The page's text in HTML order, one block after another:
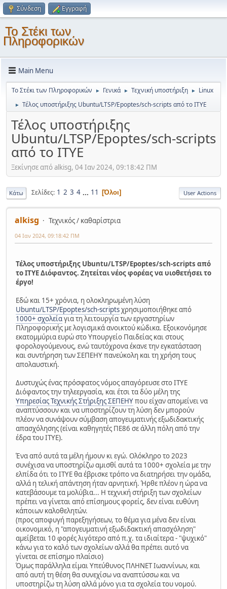
Σύνδεση Εγγραφή
Το Στέκι των
Πληροφορικών
Main Menu
Το Στέκι των Πληροφορικών ► Γενικά ► Τεχνική υποστήριξη ► Linux
► Τέλος υποστήριξης Ubuntu/LTSP/Epoptes/sch-scripts από το ΙΤΥΕ
Τέλος υποστήριξης
Ubuntu/LTSP/Epoptes/sch-scripts
από το ΙΤΥΕ
Ξεκίνησε από alkisg, 04 Ιαν 2024, 09:18:42 ΠΜ
Κάτω Σελίδες 1 2 3 4 ... 11 Όλοι User Actions
alkisg Τεχνικός / καθαρίστρια
04 Ιαν 2024, 09:18:42 ΠΜ
Τέλος υποστήριξης Ubuntu/LTSP/Epoptes/sch-scripts από
το ΙΤΥΕ Διόφαντος. Ζητείται νέος φορέας να υιοθετήσει το
έργο!
Εδώ και 15+ χρόνια, η ολοκληρωμένη λύση
Ubuntu/LTSP/Epoptes/sch-scriptsχρησιμοποιήθηκε από
1000+ σχολείαγια τη λειτουργία των εργαστηρίων
Πληροφορικής με λογισμικά ανοικτού κώδικα. Εξοικονόμησε
εκατομμύρια ευρώ στο Υπουργείο Παιδείας και στους
φορολογούμενους, ενώ ταυτόχρονα έκανε την εγκατάσταση
και συντήρηση των ΣΕΠΕΗΥ πανεύκολη και τη χρήση τους
απολαυστική.
Δυστυχώς ένας πρόσφατος νόμος απαγόρευσε στο ΙΤΥΕ
Διόφαντος την τηλεεργασία, και έτσι τα δύο μέλη της
Υπηρεσίας Τεχνικής Στήριξης ΣΕΠΕΗΥπου είχαν απομείνει να
αναπτύσσουν και να υποστηρίζουν τη λύση δεν μπορούν
πλέον να συνάψουν σύμβαση απογευματινής εξωδιδακτικής
απασχόλησης (είναι καθηγητές ΠΕ86 σε άλλη πόλη από την
έδρα του ΙΤΥΕ).
Ένα από αυτά τα μέλη ήμουν κι εγώ. Ολόκληρο το 2023
συνέχισα να υποστηρίζω αμισθί αυτά τα 1000+ σχολεία με την
ελπίδα ότι το ΙΤΥΕ θα έβρισκε τρόπο να διατηρήσει την ομάδα,
αλλά η τελική απάντηση ήταν αρνητική. Ήρθε πλέον η ώρα να
κατεβάσουμε τα μολύβια... Η τεχνική στήριξη των σχολείων
πρέπει να γίνεται από επίσημους φορείς, δεν είναι ευθύνη
κάποιων καλοθελητών.
(προς αποφυγή παρεξηγήσεων, το θέμα για μένα δεν είναι
οικονομικό, η "απογευματινή εξωδιδακτική απασχόληση"
αμείβεται 10 φορές λιγότερο από π.χ. τα ιδιαίτερα - "ψυχικό"
κάνω για το καλό των σχολείων αλλά θα πρέπει αυτό να
γίνεται σε επίσημο πλαίσιο)
Όμως παράλληλα είμαι Υπεύθυνος ΠΛΗΝΕΤ Ιωαννίνων, και
από αυτή τη θέση θα συνεχίσω να αναπτύσσω και να
υποστηρίζω τη λύση αλλά μόνο για τα σχολεία του νομού.